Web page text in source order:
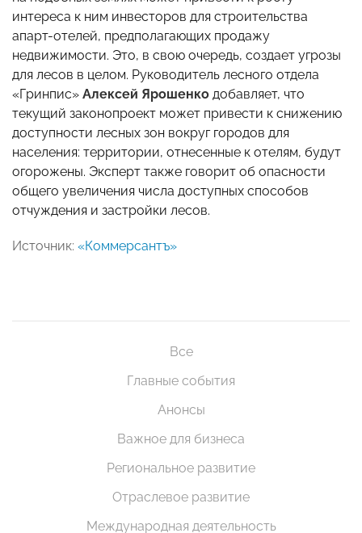
интереса к ним инвесторов для строительства
апарт-отелей, предполагающих продажу
недвижимости. Это, в свою очередь, создает угрозы
для лесов в целом. Руководитель лесного отдела
«Гринпис» Алексей Ярошенко добавляет, что
текущий законопроект может привести к снижению
доступности лесных зон вокруг городов для
населения: территории, отнесенные к отелям, будут
огорожены. Эксперт также говорит об опасности
общего увеличения числа доступных способов
отчуждения и застройки лесов.
Источник: «Коммерсантъ»
Все
Главные события
Анонсы
Важное для бизнеса
Региональное развитие
Отраслевое развитие
Международная деятельность